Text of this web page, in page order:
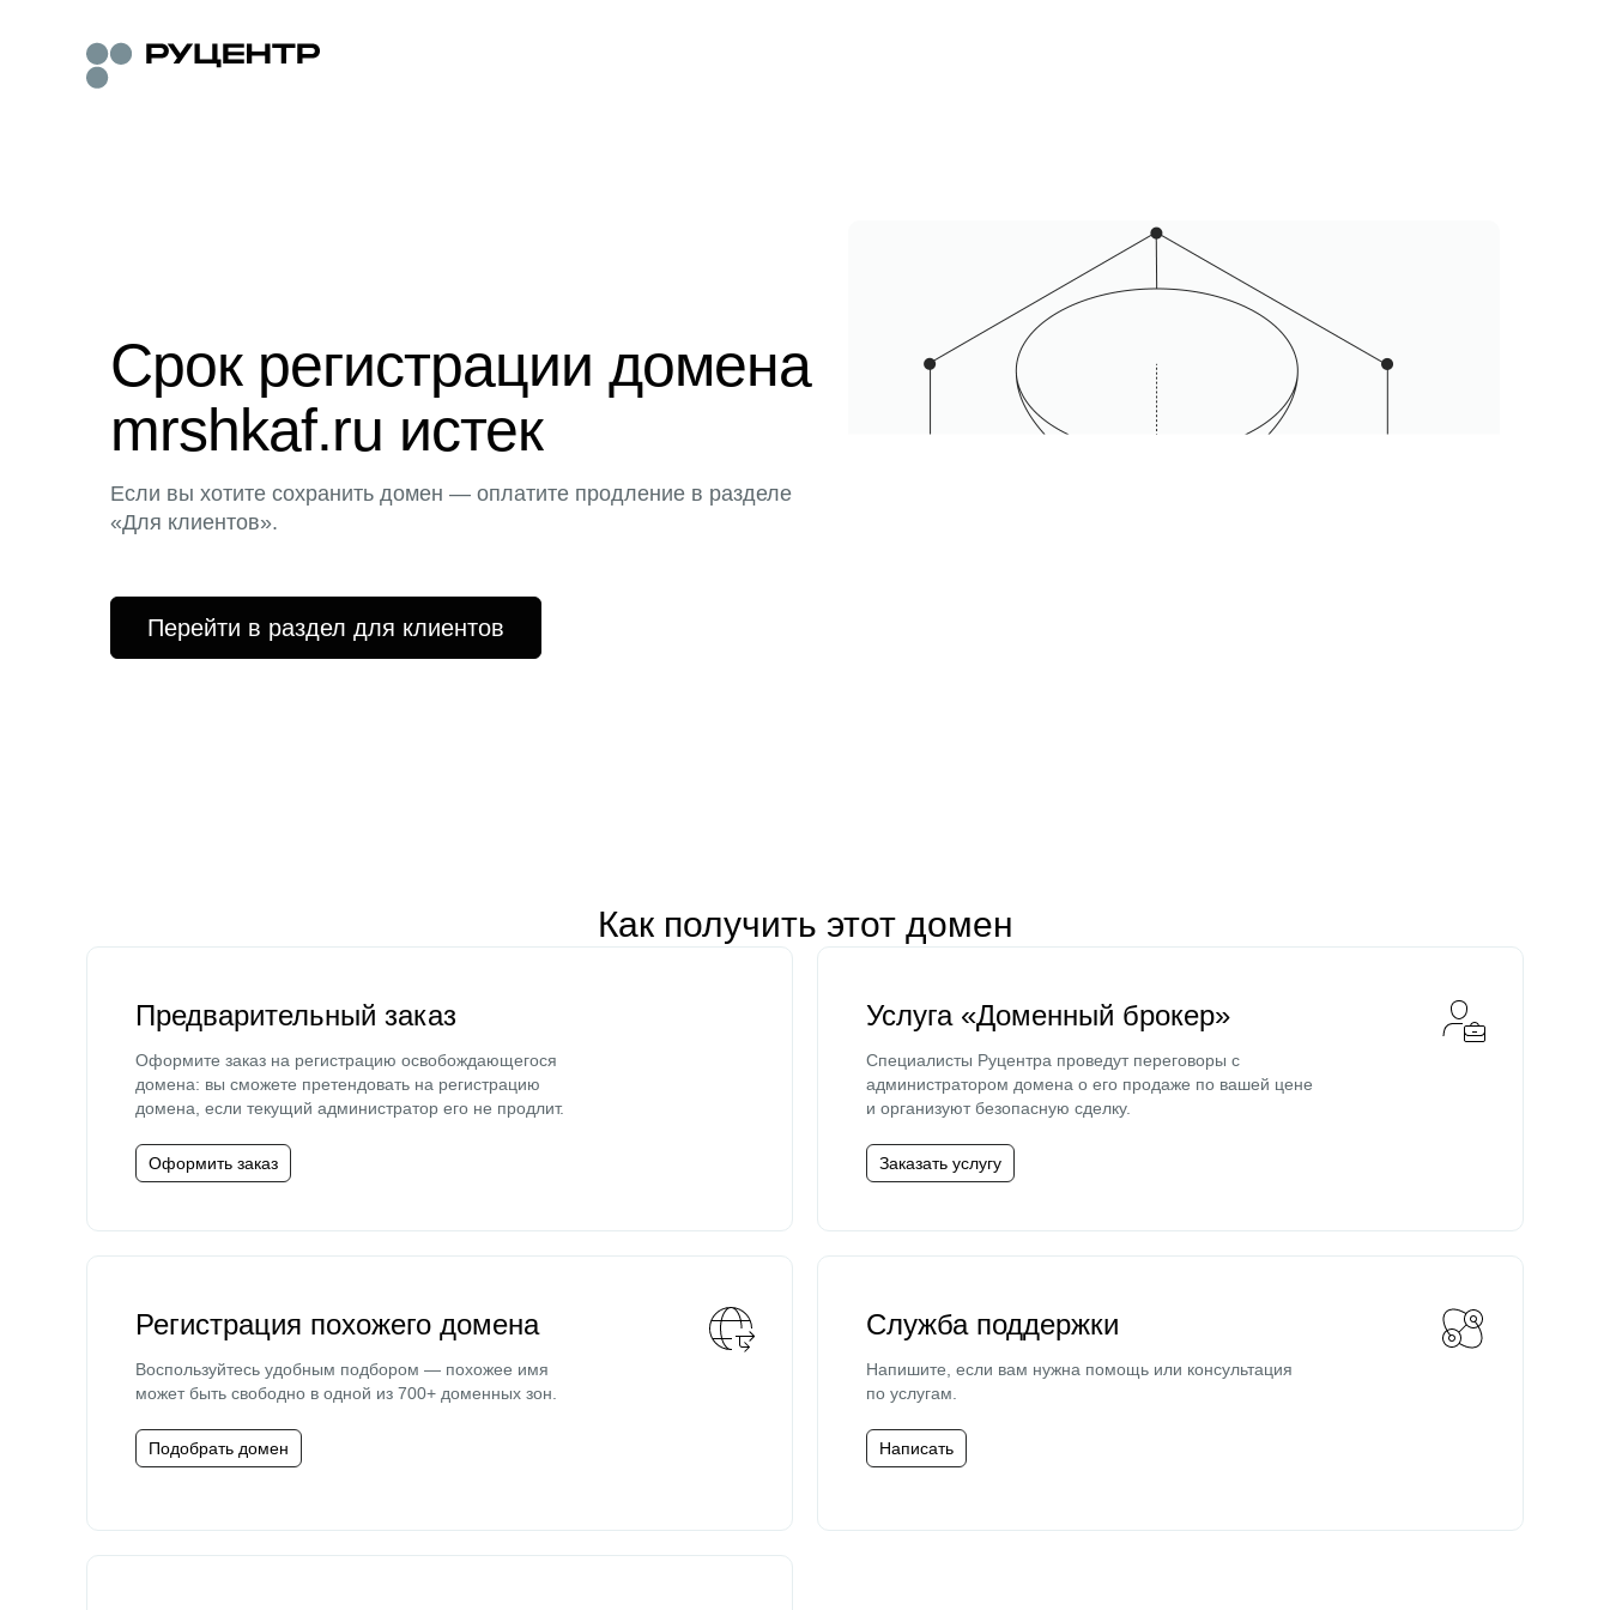
Срок регистрации домена
mrshkaf.ru истек
Если вы хотите сохранить домен — оплатите продление в разделе
«Для клиентов».
Перейти в раздел для клиентов
Как получить этот домен
Предварительный заказ
Оформите заказ на регистрацию освобождающегося
домена: вы сможете претендовать на регистрацию
домена, если текущий администратор его не продлит.
Оформить заказ
Услуга «Доменный брокер»
Специалисты Руцентра проведут переговоры с
администратором домена о его продаже по вашей цене
и организуют безопасную сделку.
Заказать услугу
Регистрация похожего домена
Воспользуйтесь удобным подбором — похожее имя
может быть свободно в одной из 700+ доменных зон.
Подобрать домен
Служба поддержки
Напишите, если вам нужна помощь или консультация
по услугам.
Написать